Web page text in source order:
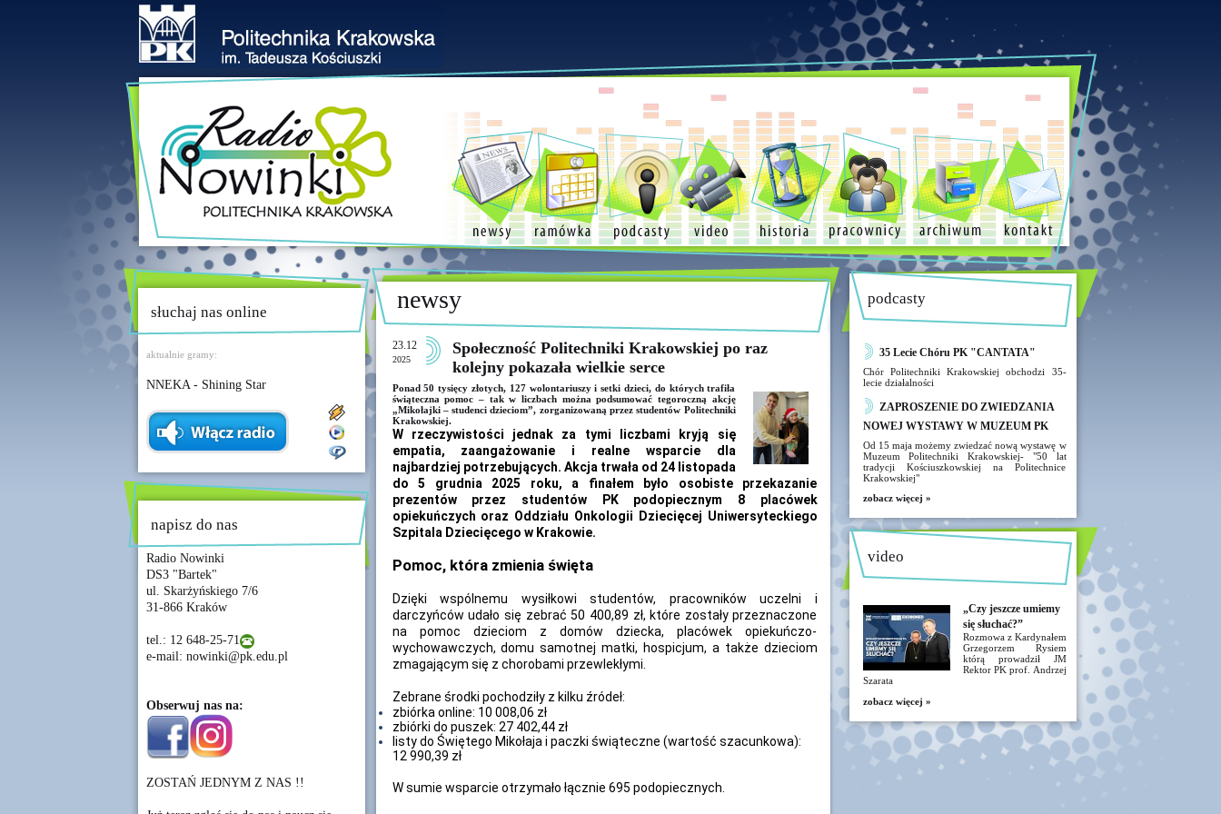
słuchaj nas online
aktualnie gramy:
NNEKA - Shining Star
napisz do nas
Radio Nowinki
DS3 "Bartek"
ul. Skarżyńskiego 7/6
31-866 Kraków
tel.: 12 648-25-71
e-mail: nowinki@pk.edu.pl
Obserwuj nas na:
ZOSTAŃ JEDNYM Z NAS !!
newsy
23.12
2025
Społeczność Politechniki Krakowskiej po raz
kolejny pokazała wielkie serce
Ponad 50 tysięcy złotych, 127 wolontariuszy i setki dzieci, do których trafiła
świąteczna pomoc – tak w liczbach można podsumować tegoroczną akcję
„Mikołajki – studenci dzieciom”, zorganizowaną przez studentów Politechniki
Krakowskiej.
W rzeczywistości jednak za tymi liczbami kryją się
empatia, zaangażowanie i realne wsparcie dla
najbardziej potrzebujących. Akcja trwała od 24 listopada
do 5 grudnia 2025 roku, a finałem było osobiste przekazanie
prezentów przez studentów PK podopiecznym 8 placówek
opiekuńczych oraz Oddziału Onkologii Dziecięcej Uniwersyteckiego
Szpitala Dziecięcego w Krakowie.
Pomoc, która zmienia święta
Dzięki wspólnemu wysiłkowi studentów, pracowników uczelni i
darczyńców udało się zebrać 50 400,89 zł, które zostały przeznaczone
na pomoc dzieciom z domów dziecka, placówek opiekuńczo-
wychowawczych, domu samotnej matki, hospicjum, a także dzieciom
zmagającym się z chorobami przewlekłymi.
Zebrane środki pochodziły z kilku źródeł:
zbiórka online: 10 008,06 zł
zbiórki do puszek: 27 402,44 zł
listy do Świętego Mikołaja i paczki świąteczne (wartość szacunkowa):
12 990,39 zł
W sumie wsparcie otrzymało łącznie 695 podopiecznych.
podcasty
35 Lecie Chóru PK "CANTATA"
Chór Politechniki Krakowskiej obchodzi 35-
lecie działalności
ZAPROSZENIE DO ZWIEDZANIA
NOWEJ WYSTAWY W MUZEUM PK
Od 15 maja możemy zwiedzać nową wystawę w
Muzeum Politechniki Krakowskiej- "50 lat
tradycji Kościuszkowskiej na Politechnice
Krakowskiej"
zobacz więcej »
video
„Czy jeszcze umiemy
się słuchać?”
Rozmowa z Kardynałem
Grzegorzem Rysiem
którą prowadził JM
Rektor PK prof. Andrzej
Szarata
zobacz więcej »